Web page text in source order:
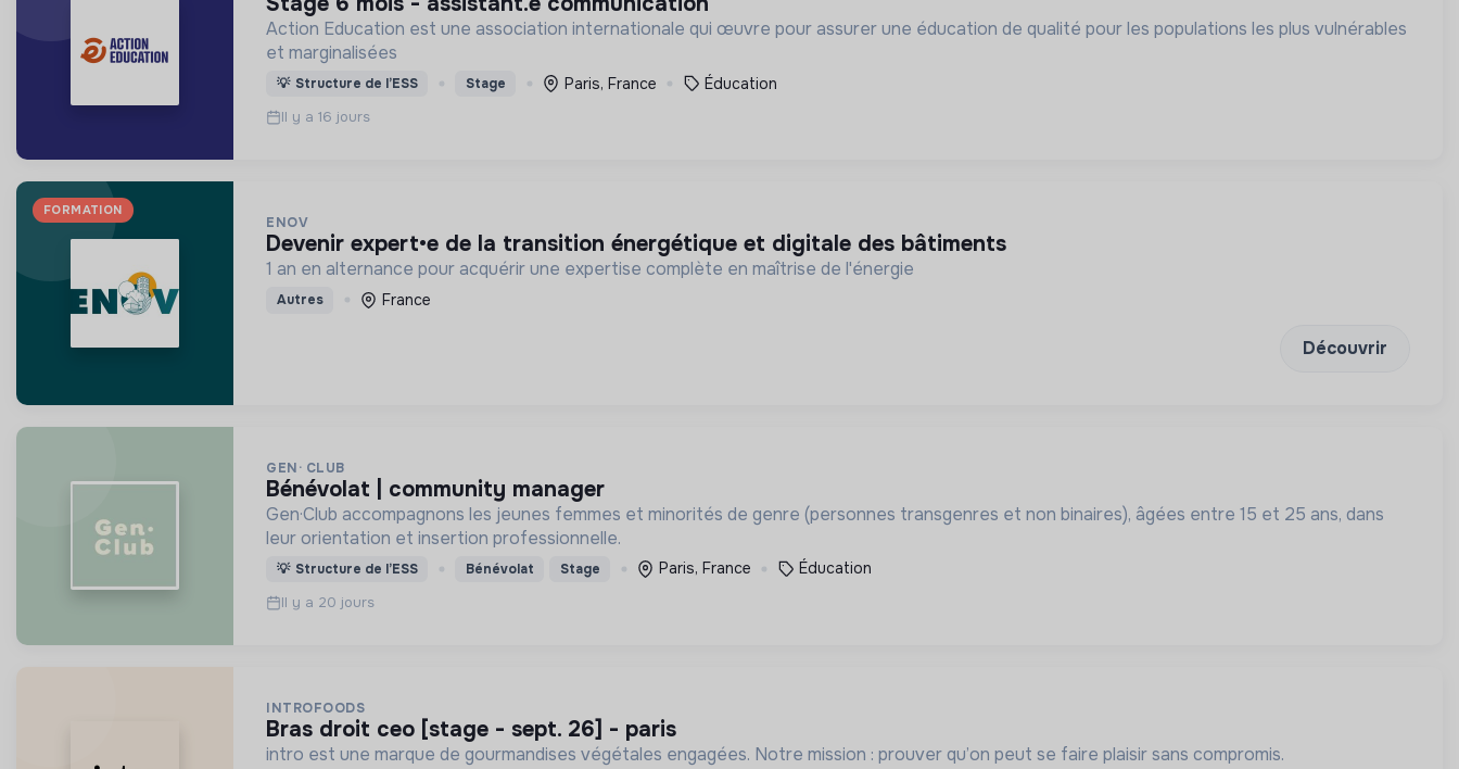
Action Education est une association internationale qui œuvre pour assurer une éducation de qualité pour les populations les plus vulnérables
et marginalisées
💡 Structure de l’ESS Stage Paris, France Éducation
Il y a 16 jours
FORMATION
ENOV
devenir expert•e de la transition énergétique et digitale des bâtiments
1 an en alternance pour acquérir une expertise complète en maîtrise de l'énergie
Autres France
Découvrir
GEN· CLUB
bénévolat | community manager
Gen·Club accompagnons les jeunes femmes et minorités de genre (personnes transgenres et non binaires), âgées entre 15 et 25 ans, dans
leur orientation et insertion professionnelle.
💡 Structure de l’ESS Bénévolat Stage Paris, France Éducation
Il y a 20 jours
INTROFOODS
bras droit ceo [stage - sept. 26] - paris
intro est une marque de gourmandises végétales engagées. Notre mission : prouver qu’on peut se faire plaisir sans compromis.